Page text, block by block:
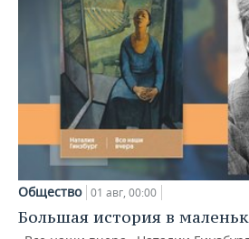
Общество 01 авг, 00:00
Большая история в